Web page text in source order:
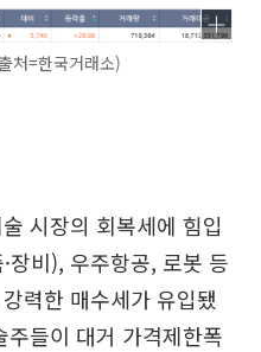
처=한국거래소)
시장의 회복세에 힘입
장비), 우주항공, 로봇 등
력한 매수세가 유입됐
들이 대거 가격제한폭